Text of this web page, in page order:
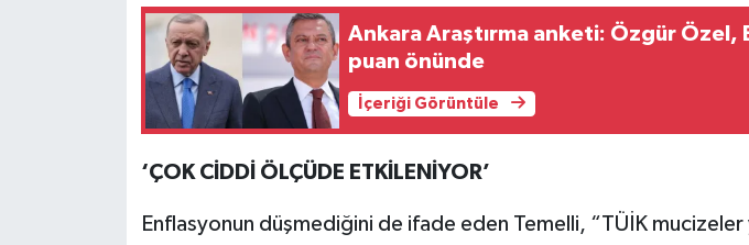
Ankara Araştırma anketi: Özgür Özel,
puan önünde
İçeriği Görüntüle
‘ÇOK CİDDİ ÖLÇÜDE ETKİLENİYOR’
Enflasyonun düşmediğini de ifade eden Temelli, “TÜİK